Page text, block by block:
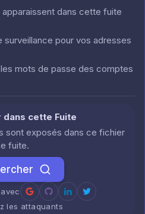
dans cette fuite
pour vos adresses
mots de passe des comptes
dans cette Fuite
sont exposés dans ce fichier
fuite.
les attaquants